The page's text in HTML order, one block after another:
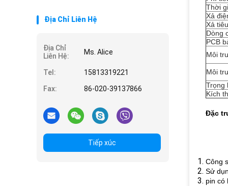
Địa Chỉ Liên Hệ
Địa Chỉ
Liên Hệ:
Ms. Alice
Tel:
15813319221
Fax:
86-020-39137866
Tiếp xúc
Thời
Xả
Xả
Dòng
PCB
Môi
Môi
Trọng
Kích
Đặc
Công
Sử
pin có